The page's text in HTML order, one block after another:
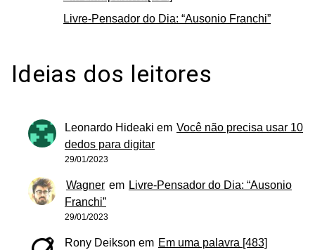
Livre-Pensador do Dia: “Ausonio Franchi”
Ideias dos leitores
Leonardo Hideaki em Você não precisa usar 10
dedos para digitar
29/01/2023
Wagner em Livre-Pensador do Dia: “Ausonio
Franchi”
29/01/2023
Rony Deikson em Em uma palavra [483]